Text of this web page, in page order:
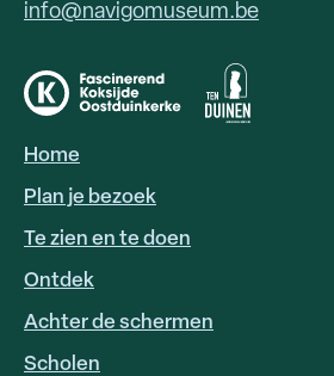
info@navigomuseum.be
HOOFDNAVIGATIE
Home
Plan je bezoek
Te zien en te doen
Ontdek
Achter de schermen
Scholen